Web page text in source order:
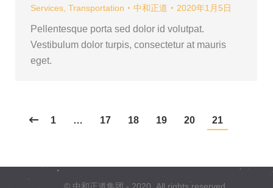
Services, Transportation 中和正道 2020年1月5日
Pellentesque porta sed dolor id volutpat.
Vestibulum dolor turpis, consectetur at mauris
eget.
1 … 17 18 19 20 21